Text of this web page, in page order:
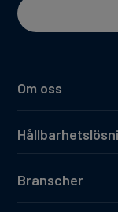
Om oss
Branscher